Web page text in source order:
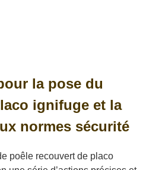
la pose du
ignifuge et la
normes sécurité
poêle recouvert de placo